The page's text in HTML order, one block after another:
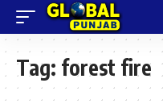
Tag: forest fire